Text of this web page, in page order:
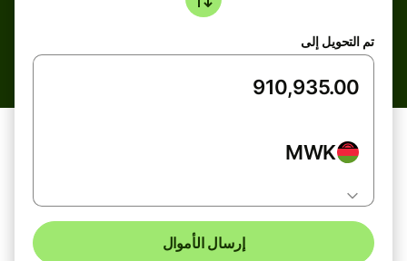
تم التحويل إلى
MWK
إرسال الأموال